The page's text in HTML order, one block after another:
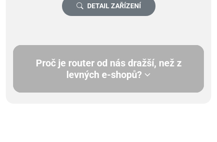
DETAIL ZAŘÍZENÍ
Proč je router od nás dražší, než z
levných e-shopů?